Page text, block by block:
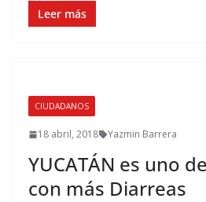
Leer más
CIUDADANOS
18 abril, 2018 Yazmin Barrera
YUCATÁN es uno
con más Diarreas